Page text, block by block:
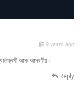
9 years ago
আৰু আদৰণীয়।
Reply